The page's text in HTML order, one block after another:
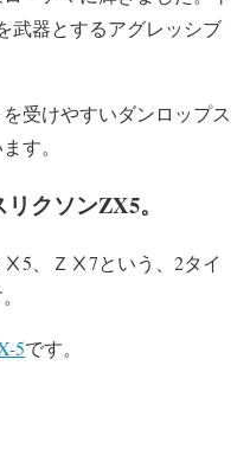
武器とするアグレッシブ
受けやすいダンロップス
す。
クソンZX5。
Ⅹ5、ＺⅩ7という、2タイ
5です。